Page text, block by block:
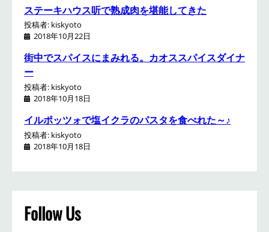
ステーキハウス听で熟成肉を堪能してきた
投稿者: kiskyoto
2018年10月22日
街中でスパイスにまみれる。カオススパイスダイナ
ー
投稿者: kiskyoto
2018年10月18日
イルポッツォで塩イクラのパスタを食べれた～♪
投稿者: kiskyoto
2018年10月18日
Follow Us